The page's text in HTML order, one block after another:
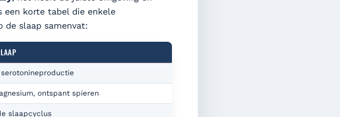
een korte tabel die enkele
de slaap samenvat:
ontspant spieren
slaapcyclus